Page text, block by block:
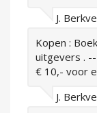
J.
Kopen :
uitgevers .
€ 10,- voor
J.